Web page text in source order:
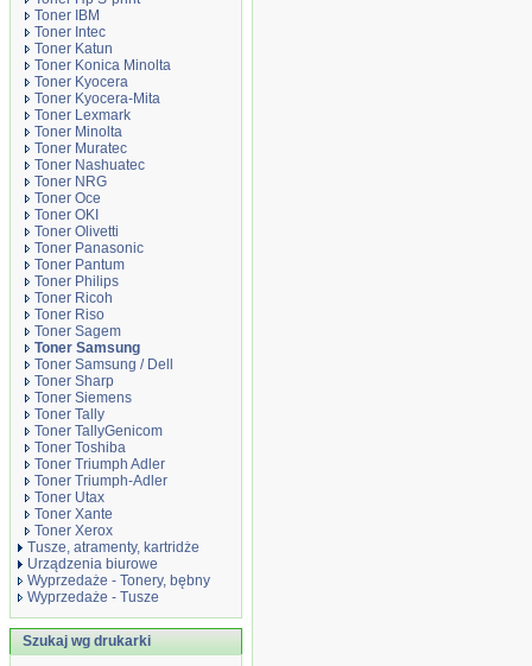
Toner IBM
Toner Intec
Toner Katun
Toner Konica Minolta
Toner Kyocera
Toner Kyocera-Mita
Toner Lexmark
Toner Minolta
Toner Muratec
Toner Nashuatec
Toner NRG
Toner Oce
Toner OKI
Toner Olivetti
Toner Panasonic
Toner Pantum
Toner Philips
Toner Ricoh
Toner Riso
Toner Sagem
Toner Samsung
Toner Samsung / Dell
Toner Sharp
Toner Siemens
Toner Tally
Toner TallyGenicom
Toner Toshiba
Toner Triumph Adler
Toner Triumph-Adler
Toner Utax
Toner Xante
Toner Xerox
Tusze, atramenty, kartridże
Urządzenia biurowe
Wyprzedaże - Tonery, bębny
Wyprzedaże - Tusze
Szukaj wg drukarki